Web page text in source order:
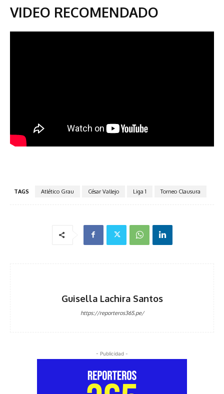
VIDEO RECOMENDADO
TAGS Atlético Grau César Vallejo Liga 1 Torneo Clausura
Guisella Lachira Santos
https://reporteros365.pe/
- Publicidad -